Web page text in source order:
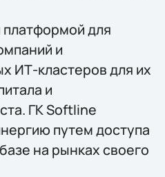
для
и
ИТ-кластеров для их
и
ГК Softline
путем доступа
на рынках своего